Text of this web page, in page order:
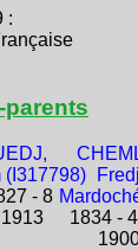
:
parents
(I317798)
- 8
Fredj
1834 -